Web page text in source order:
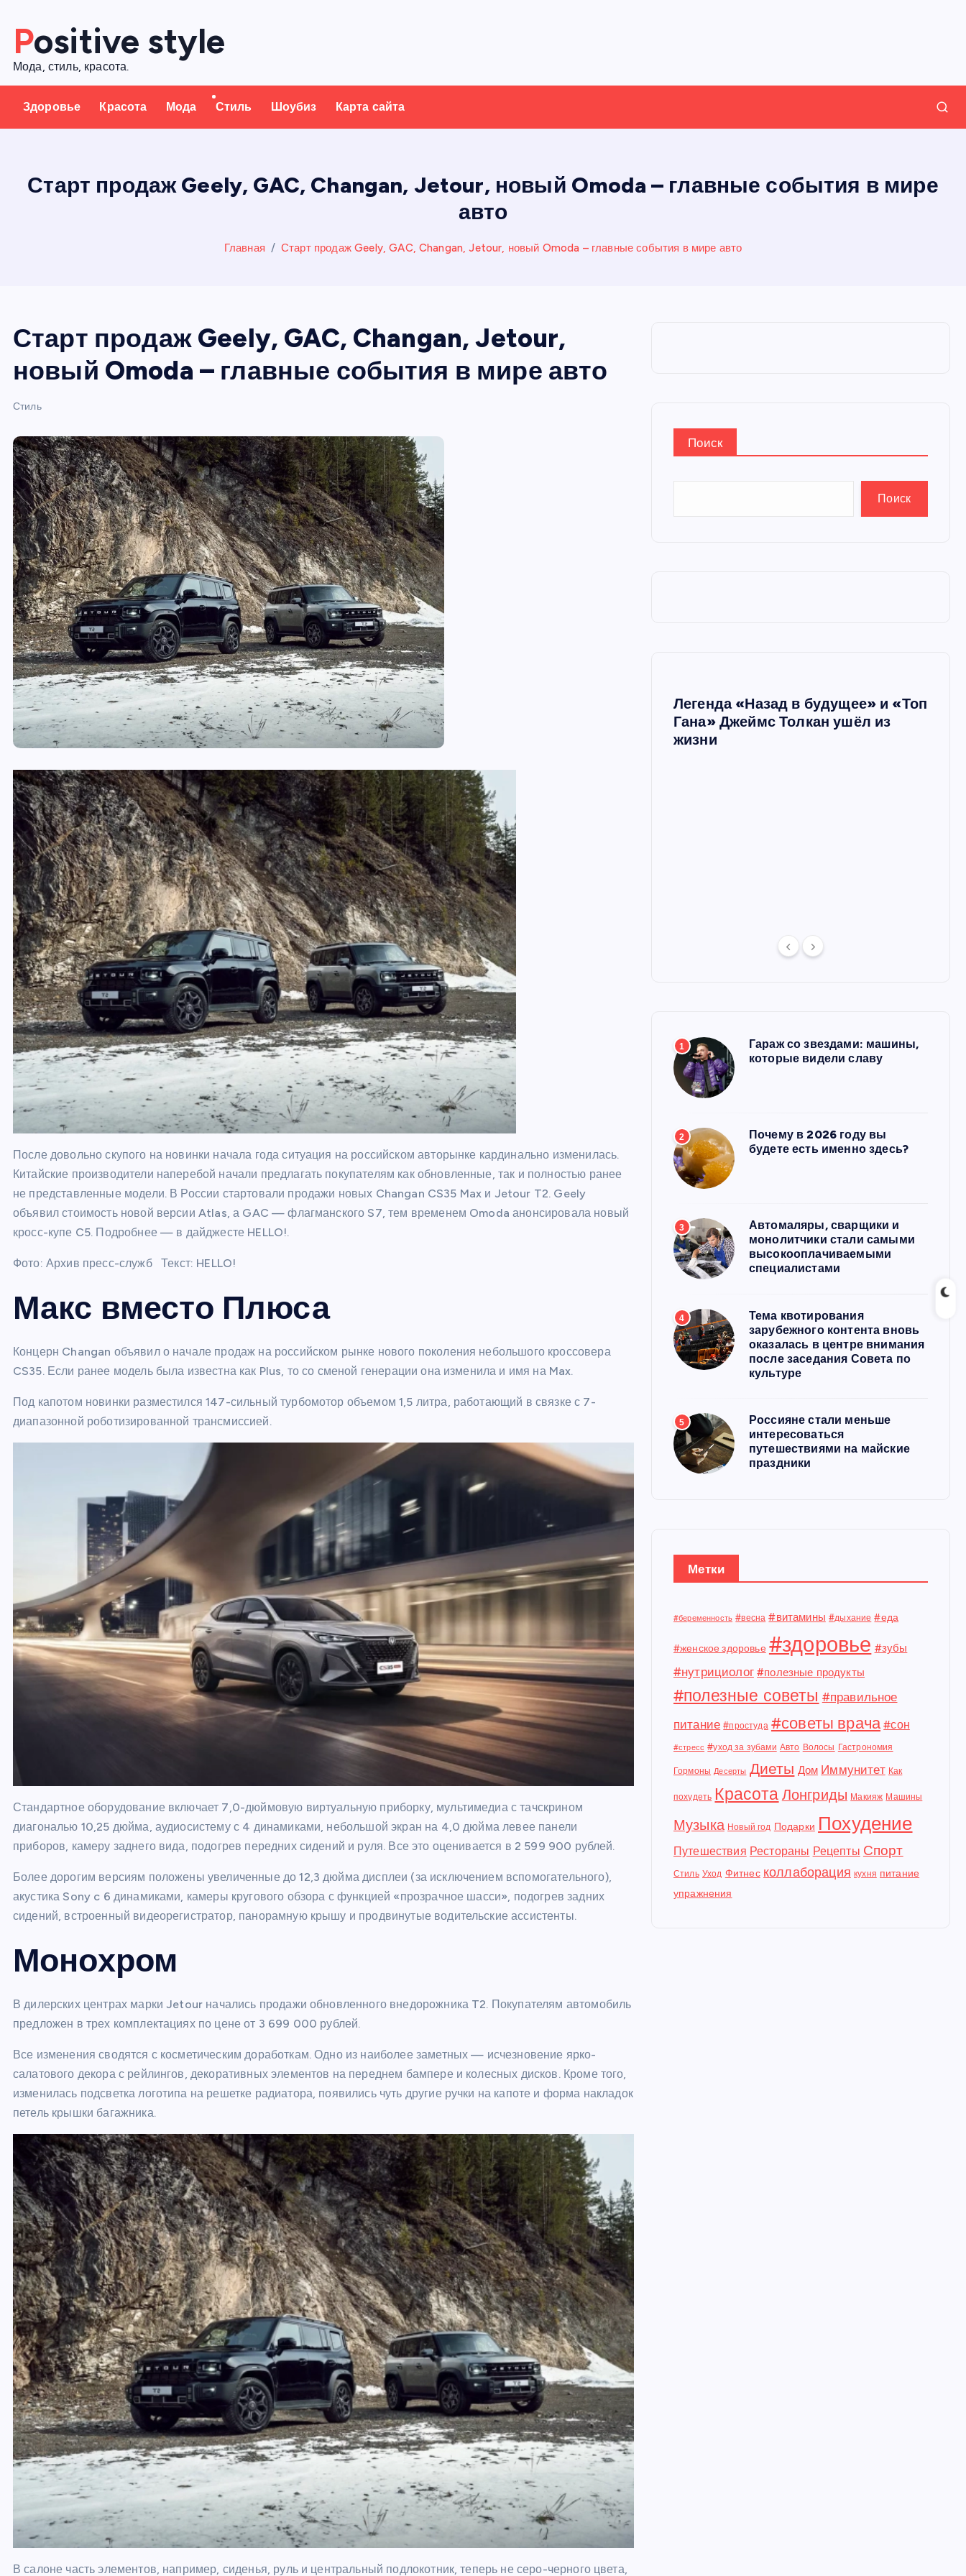
Positive style
Мода, стиль, красота.
Здоровье Красота Мода Стиль Шоубиз Карта сайта
Старт продаж Geely, GAC, Changan, Jetour, новый Omoda – главные события в мире
авто
Главная Старт продаж Geely, GAC, Changan, Jetour, новый Omoda – главные события в мире авто
Старт продаж Geely, GAC, Changan, Jetour,
новый Omoda – главные события в мире авто
Стиль
После довольно скупого на новинки начала года ситуация на российском авторынке кардинально изменилась.
Китайские производители наперебой начали предлагать покупателям как обновленные, так и полностью ранее
не представленные модели. В России стартовали продажи новых Changan CS35 Max и Jetour T2. Geely
объявил стоимость новой версии Atlas, а GAC — флагманского S7, тем временем Omoda анонсировала новый
кросс-купе C5. Подробнее — в дайджесте HELLO!.
Фото: Архив пресс-служб Текст: HELLO!
Макс вместо Плюса
Концерн Changan объявил о начале продаж на российском рынке нового поколения небольшого кроссовера
CS35. Если ранее модель была известна как Plus, то со сменой генерации она изменила и имя на Max.
Под капотом новинки разместился 147-сильный турбомотор объемом 1,5 литра, работающий в связке с 7-
диапазонной роботизированной трансмиссией.
Стандартное оборудование включает 7,0-дюймовую виртуальную приборку, мультимедиа с тачскрином
диагональю 10,25 дюйма, аудиосистему с 4 динамиками, небольшой экран на 4,0 дюйма левее панели
приборов, камеру заднего вида, подогрев передних сидений и руля. Все это оценивается в 2 599 900 рублей.
Более дорогим версиям положены увеличенные до 12,3 дюйма дисплеи (за исключением вспомогательного),
акустика Sony c 6 динамиками, камеры кругового обзора с функцией «прозрачное шасси», подогрев задних
сидений, встроенный видеорегистратор, панорамную крышу и продвинутые водительские ассистенты.
Монохром
В дилерских центрах марки Jetour начались продажи обновленного внедорожника T2. Покупателям автомобиль
предложен в трех комплектациях по цене от 3 699 000 рублей.
Все изменения сводятся с косметическим доработкам. Одно из наиболее заметных — исчезновение ярко-
салатового декора с рейлингов, декоративных элементов на переднем бампере и колесных дисков. Кроме того,
изменилась подсветка логотипа на решетке радиатора, появились чуть другие ручки на капоте и форма накладок
петель крышки багажника.
В салоне часть элементов, например, сиденья, руль и центральный подлокотник, теперь не серо-черного цвета,
Поиск
Поиск
Райан Гослинг расписался в
любви к мыльным операм – и
сразу же получил предложение в
каст
Легенда «Назад в будущее» и «Топ
Гана» Джеймс Толкан ушёл из
жизни
1
Гараж со звездами: машины,
которые видели славу
2
Почему в 2026 году вы
будете есть именно здесь?
3
Автомаляры, сварщики и
монолитчики стали самыми
высокооплачиваемыми
специалистами
4
Тема квотирования
зарубежного контента вновь
оказалась в центре внимания
после заседания Совета по
культуре
5
Россияне стали меньше
интересоваться
путешествиями на майские
праздники
Метки
#беременность #весна #витамины #дыхание #еда
#женское здоровье #здоровье #зубы
#нутрициолог #полезные продукты
#полезные советы #правильное
питание #простуда #советы врача #сон
#стресс #уход за зубами Авто Волосы Гастрономия
Гормоны Десерты Диеты Дом Иммунитет Как
похудеть Красота Лонгриды Макияж Машины
Музыка Новый год Подарки Похудение
Путешествия Рестораны Рецепты Спорт
Стиль Уход Фитнес коллаборация кухня питание
упражнения